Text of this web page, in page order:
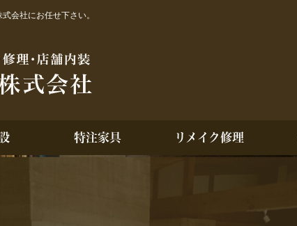
会社にお任せ下さい。
特注家具 リメイク修理